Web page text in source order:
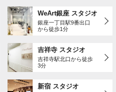
WeArt銀座 スタジオ
銀座一丁目駅9番出口
から徒歩1分
吉祥寺 スタジオ
吉祥寺駅北口から徒歩
3分
新宿 スタジオ